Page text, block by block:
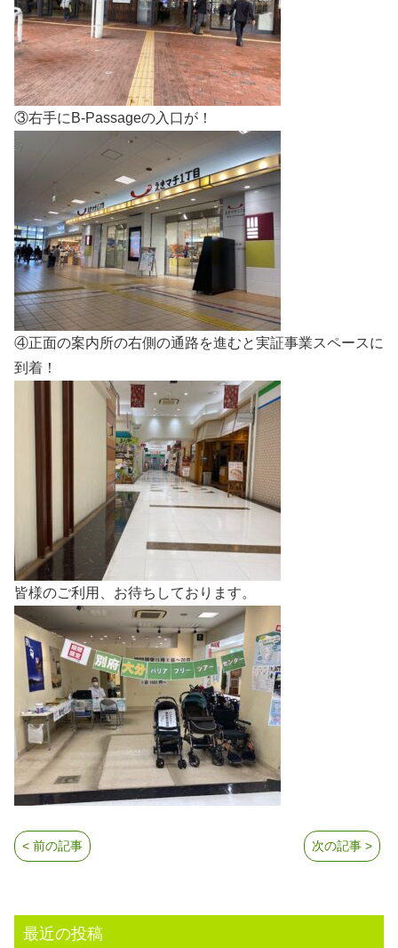
③右手にB-Passageの入口が！
④正面の案内所の右側の通路を進むと実証事業スペースに
到着！
皆様のご利用、お待ちしております。
次の記事 >
< 前の記事
最近の投稿